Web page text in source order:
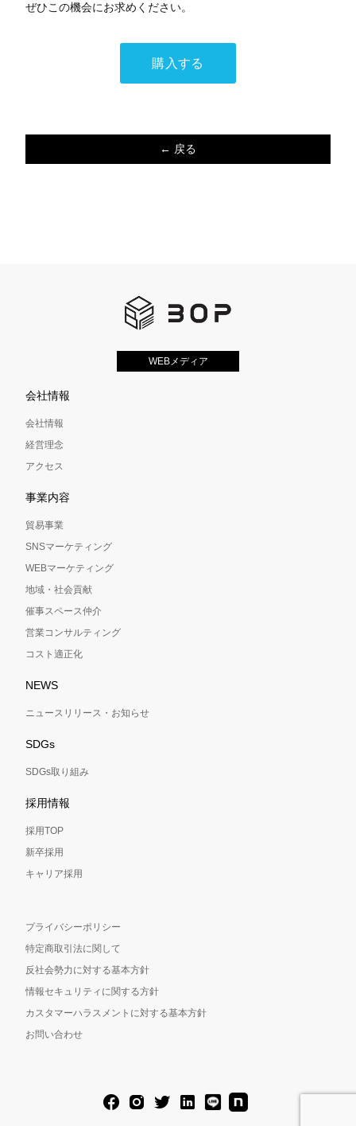
ぜひこの機会にお求めください。
← 戻る
WEBメディア
会社情報
会社情報
経営理念
アクセス
事業内容
貿易事業
SNSマーケティング
WEBマーケティング
地域・社会貢献
催事スペース仲介
営業コンサルティング
コスト適正化
NEWS
ニュースリリース・お知らせ
SDGs
SDGs取り組み
採用情報
採用TOP
新卒採用
キャリア採用
プライバシーポリシー
特定商取引法に関して
反社会勢力に対する基本方針
情報セキュリティに関する方針
カスタマーハラスメントに対する基本方針
お問い合わせ